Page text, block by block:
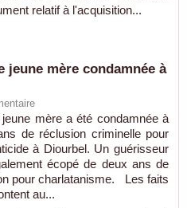
relatif à l'acquisition...
jeune mère condamnée à
jeune mère a été condamnée à
de réclusion criminelle pour
à Diourbel. Un guérisseur
écopé de deux ans de
pour charlatanisme. Les faits
au...